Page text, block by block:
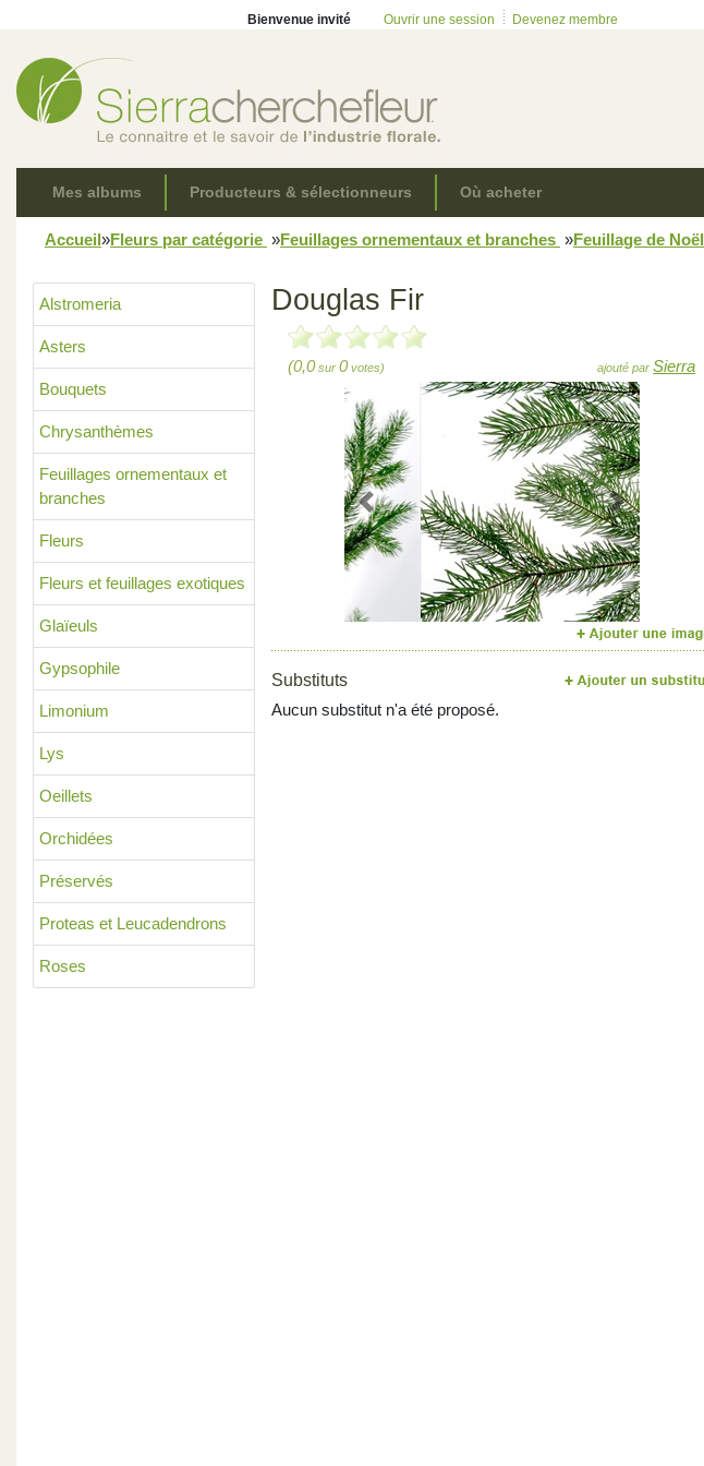
Bienvenue invité Ouvrir une session Devenez membre
Mes albums Producteurs & sélectionneurs Où acheter
Accueil»Fleurs par catégorie »Feuillages ornementaux et branches »Feuillage de Noël
Alstromeria
Asters
Bouquets
Chrysanthèmes
Feuillages ornementaux et
branches
Fleurs
Fleurs et feuillages exotiques
Glaïeuls
Gypsophile
Limonium
Lys
Oeillets
Orchidées
Préservés
Proteas et Leucadendrons
Roses
Douglas Fir
(0,0sur 0votes) ajouté parSierra
Previous Next
Substituts
Aucun substitut n'a été proposé.